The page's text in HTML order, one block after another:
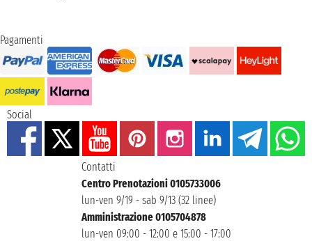
Pagamenti
Social
Contatti
Centro Prenotazioni 0105733006
lun-ven 9/19 - sab 9/13 (32 linee)
Amministrazione 0105704878
lun-ven 09:00 - 12:00 e 15:00 - 17:00